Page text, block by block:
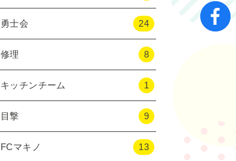
勇士会 24
修理 8
キッチンチーム 1
目撃 9
FCマキノ 13